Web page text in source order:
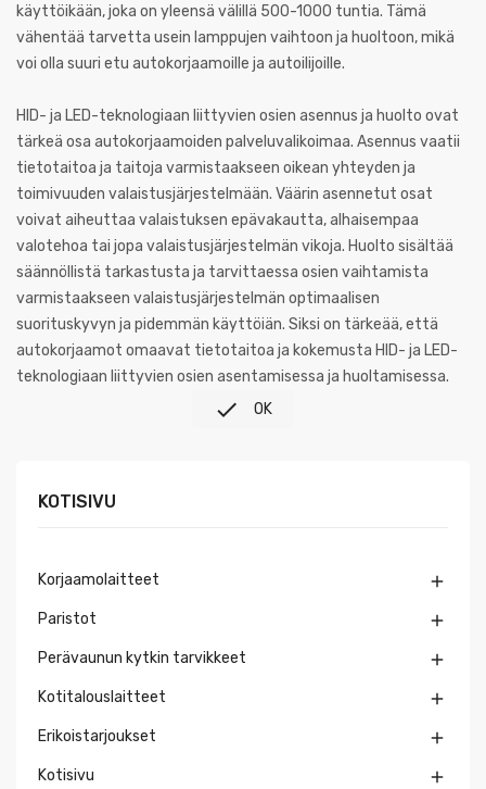
käyttöikään, joka on yleensä välillä 500-1000 tuntia. Tämä
vähentää tarvetta usein lamppujen vaihtoon ja huoltoon, mikä
voi olla suuri etu autokorjaamoille ja autoilijoille.
HID- ja LED-teknologiaan liittyvien osien asennus ja huolto ovat
tärkeä osa autokorjaamoiden palveluvalikoimaa. Asennus vaatii
tietotaitoa ja taitoja varmistaakseen oikean yhteyden ja
toimivuuden valaistusjärjestelmään. Väärin asennetut osat
voivat aiheuttaa valaistuksen epävakautta, alhaisempaa
valotehoa tai jopa valaistusjärjestelmän vikoja. Huolto sisältää
säännöllistä tarkastusta ja tarvittaessa osien vaihtamista
varmistaakseen valaistusjärjestelmän optimaalisen
suorituskyvyn ja pidemmän käyttöiän. Siksi on tärkeää, että
autokorjaamot omaavat tietotaitoa ja kokemusta HID- ja LED-
teknologiaan liittyvien osien asentamisessa ja huoltamisessa.
 OK
KOTISIVU
Korjaamolaitteet 
Paristot 
Perävaunun kytkin tarvikkeet 
Kotitalouslaitteet 
Erikoistarjoukset 
Kotisivu 